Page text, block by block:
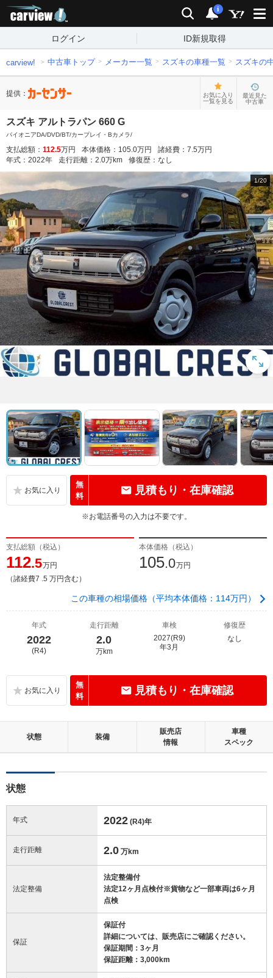
検索 通知
i
ログイン ID新規取得
carview! 中古車トップ メーカー一覧 スズキの車種一覧 スズキの
提供：
お気に入り
一覧を見る
最近見た
中古車
スズキ アルトラパン 660 G
パイオニアDA/DVD/BT/カープレイ・Bカメラ/
支払総額： 112.5万円 本体価格： 105.0万円 諸経費： 7.5万円
年式： 2022年 走行距離： 2.0万km 修復歴： なし
1/20
無
料
見積もり・在庫確認
※お電話番号の入力は不要です。
支払総額（税込）
112.5万円
（諸経費7 .5 万円含む）
本体価格（税込）
105.0万円
この車種の相場価格（平均本体価格：114万円）
年式
2022
(R4)
走行距離
2.0
万km
車検
2027(R9)
年3月
修復歴
なし
無
料
見積もり・在庫確認
状態 装備
販売店
情報
車種
スペック
状態
年式 2022 (R4)年
走行距離 2.0 万km
法定整備
法定整備付
法定12ヶ月点検付※貨物など一部車両は6ヶ月
点検
保証
保証付
詳細については、販売店にご確認ください。
保証期間：3ヶ月
保証距離：3,000km